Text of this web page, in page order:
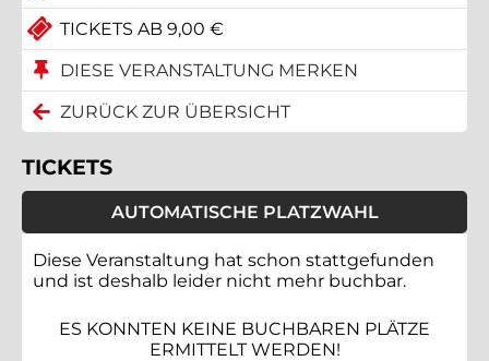
TICKETS AB 9,00 €
DIESE VERANSTALTUNG MERKEN
ZURÜCK ZUR ÜBERSICHT
TICKETS
AUTOMATISCHE PLATZWAHL
Diese Veranstaltung hat schon stattgefunden
und ist deshalb leider nicht mehr buchbar.
ES KONNTEN KEINE BUCHBAREN PLÄTZE
ERMITTELT WERDEN!